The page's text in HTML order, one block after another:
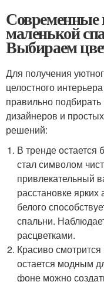
Современные
маленькой
Выбираем
Для получения
целостного
правильно
дизайнеров и
решений:
В тренде остается
стал символом
привлекательный
расстановке
белого
спальни.
расцветками.
Красиво
остается модным
фоне можно